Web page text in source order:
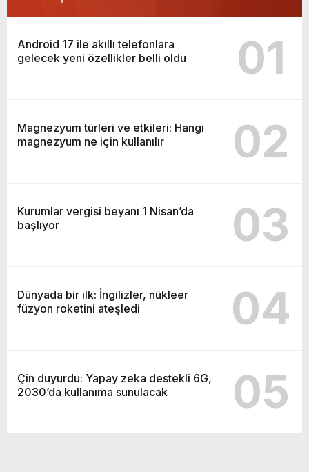
Android 17 ile akıllı telefonlara
gelecek yeni özellikler belli oldu
01
Magnezyum türleri ve etkileri: Hangi
magnezyum ne için kullanılır
02
Kurumlar vergisi beyanı 1 Nisan’da
başlıyor
03
Dünyada bir ilk: İngilizler, nükleer
füzyon roketini ateşledi
04
Çin duyurdu: Yapay zeka destekli 6G,
2030’da kullanıma sunulacak
05